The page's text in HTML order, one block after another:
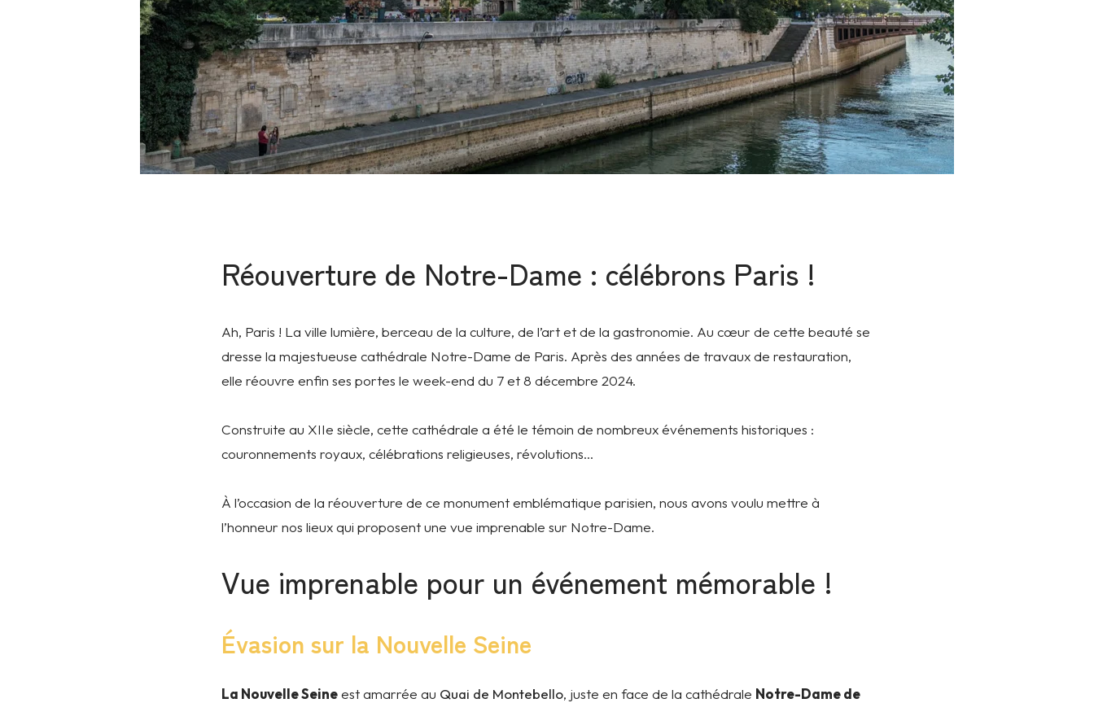
Réouverture de Notre-Dame : célébrons Paris !
Ah, Paris ! La ville lumière, berceau de la culture, de l’art et de la gastronomie. Au cœur de cette beauté se
dresse la majestueuse cathédrale Notre-Dame de Paris. Après des années de travaux de restauration,
elle réouvre enfin ses portes le week-end du 7 et 8 décembre 2024.
Construite au XIIe siècle, cette cathédrale a été le témoin de nombreux événements historiques :
couronnements royaux, célébrations religieuses, révolutions…
À l’occasion de la réouverture de ce monument emblématique parisien, nous avons voulu mettre à
l’honneur nos lieux qui proposent une vue imprenable sur Notre-Dame.
Vue imprenable pour un événement mémorable !
Évasion sur la Nouvelle Seine
La Nouvelle Seineest amarrée au Quai de Montebello, juste en face de la cathédrale Notre-Dame de